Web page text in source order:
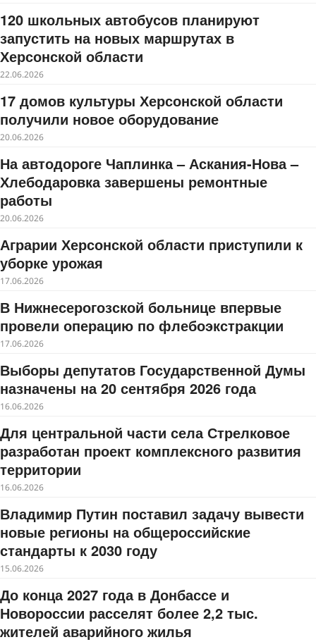
120 школьных автобусов планируют
запустить на новых маршрутах в
Херсонской области
22.06.2026
17 домов культуры Херсонской области
получили новое оборудование
20.06.2026
На автодороге Чаплинка – Аскания-Нова –
Хлебодаровка завершены ремонтные
работы
20.06.2026
Аграрии Херсонской области приступили к
уборке урожая
17.06.2026
В Нижнесерогозской больнице впервые
провели операцию по флебоэкстракции
17.06.2026
Выборы депутатов Государственной Думы
назначены на 20 сентября 2026 года
16.06.2026
Для центральной части села Стрелковое
разработан проект комплексного развития
территории
16.06.2026
Владимир Путин поставил задачу вывести
новые регионы на общероссийские
стандарты к 2030 году
15.06.2026
До конца 2027 года в Донбассе и
Новороссии расселят более 2,2 тыс.
жителей аварийного жилья